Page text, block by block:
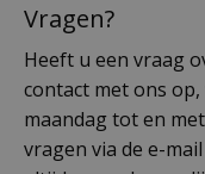
Vragen?
Heeft u een vraag
contact met ons
maandag tot en
vragen via de e-